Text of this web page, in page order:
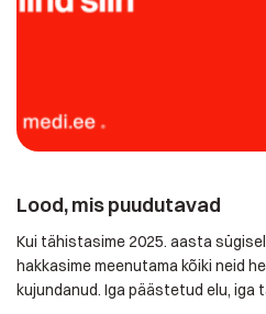
Kui tähistasime 2025. aasta sügisel
hakkasime meenutama kõiki neid
kujundanud. Iga päästetud elu, iga
lugu, mis on jäänud meiega. Üks
LUGEGE LÄHEMALT